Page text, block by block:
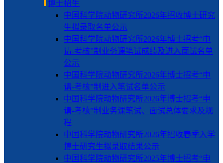
博士招生
中国科学院动物研究所2026年招收博士研究
生拟录取名单公示
中国科学院动物研究所2026年博士招考“申
请-考核”制业务课笔试成绩及进入面试名单
公示
中国科学院动物研究所2026年博士招考“申
请-考核”制进入笔试名单公示
中国科学院动物研究所2026年博士招考“申
请-考核”制业务课笔试、面试总体要求及规
程
中国科学院动物研究所2026年招收春季入学
博士研究生拟录取结果公示
中国科学院动物研究所2025年博士招考“申